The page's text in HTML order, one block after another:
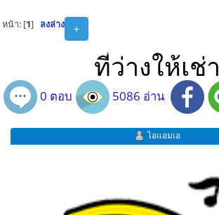
+
หน้า: [1] ลงล่าง
ที่ว่างให้เช่า
0 ตอบ 5086 อ่าน
ไอแอมเอ